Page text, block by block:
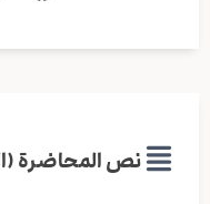
نص المحاضرة